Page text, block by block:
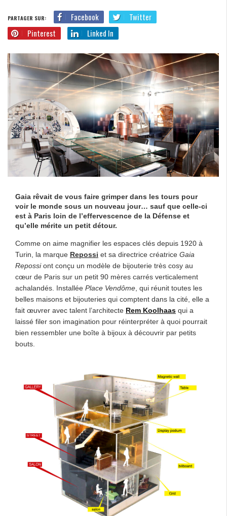
PARTAGER SUR: Facebook
Twitter
Pinterest
Linked In
Gaia rêvait de vous faire grimper dans les tours pour
voir le monde sous un nouveau jour… sauf que celle-ci
est à Paris loin de l’effervescence de la Défense et
qu’elle mérite un petit détour.
Comme on aime magnifier les espaces clés depuis 1920 à
Turin, la marque Repossi et sa directrice créatrice Gaia
Repossiont conçu un modèle de bijouterie très cosy au
cœur de Paris sur un petit 90 mères carrés verticalement
achalandés. Installée Place Vendôme , qui réunit toutes les
belles maisons et bijouteries qui comptent dans la cité, elle a
fait œuvrer avec talent l’architecte Rem Koolhaas qui a
laissé filer son imagination pour réinterpréter à quoi pourrait
bien ressembler une boîte à bijoux à découvrir par petits
bouts.